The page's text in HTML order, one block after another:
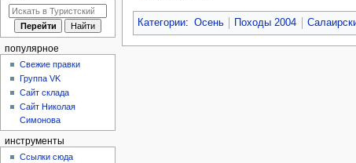
Категории: Осень Походы 2004
популярное
Свежие правки
Группа VK
Сайт склада
Сайт Николая
Симонова
инструменты
Ссылки сюда